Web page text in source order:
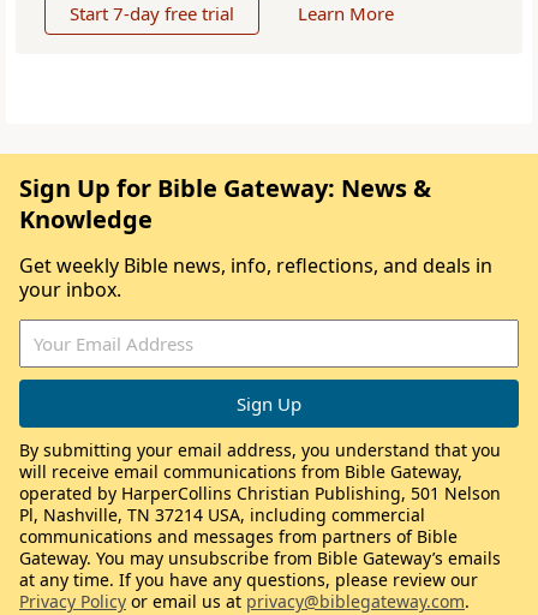
Start 7-day free trial Learn More
Sign Up for Bible Gateway: News &
Knowledge
Get weekly Bible news, info, reflections, and deals in
your inbox.
By submitting your email address, you understand that you
will receive email communications from Bible Gateway,
operated by HarperCollins Christian Publishing, 501 Nelson
Pl, Nashville, TN 37214 USA, including commercial
communications and messages from partners of Bible
Gateway. You may unsubscribe from Bible Gateway’s emails
at any time. If you have any questions, please review our
Privacy Policy or email us at privacy@biblegateway.com.